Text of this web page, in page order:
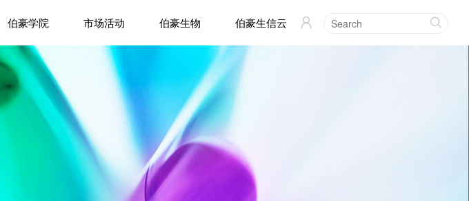
伯豪学院 市场活动 伯豪生物 伯豪生信云  